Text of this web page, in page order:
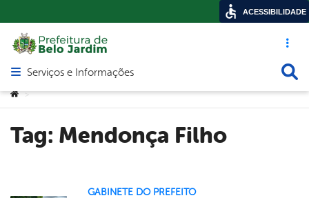
Acesso
Abrir menu principal de navegação
Serviços e Informações
Você está aqui:
>
Tag: Mendonça Filho
GABINETE DO PREFEITO
ACESSIBILIDADE